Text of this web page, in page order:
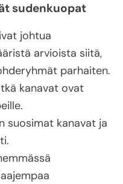
sudenkuopat
johtua
arvioista siitä,
parhaiten.
kanavat ovat
suosimat kanavat ja